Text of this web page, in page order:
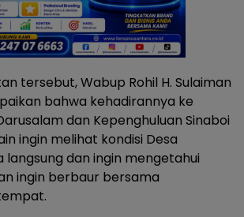
tersebut, Wabup Rohil H. Sulaiman
bahwa kehadirannya ke
dan Kepenghuluan Sinaboi
ingin melihat kondisi Desa
dan ingin mengetahui
ingin berbaur bersama